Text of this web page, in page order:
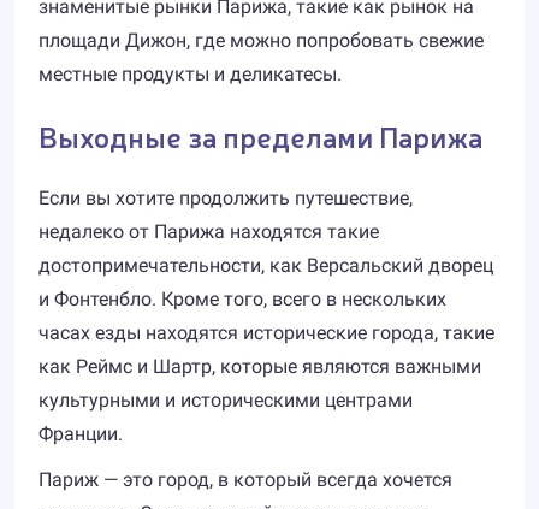
знаменитые рынки Парижа, такие как рынок на
площади Дижон, где можно попробовать свежие
местные продукты и деликатесы.
Выходные за пределами Парижа
Если вы хотите продолжить путешествие,
недалеко от Парижа находятся такие
достопримечательности, как Версальский дворец
и Фонтенбло. Кроме того, всего в нескольких
часах езды находятся исторические города, такие
как Реймс и Шартр, которые являются важными
культурными и историческими центрами
Франции.
Париж — это город, в который всегда хочется